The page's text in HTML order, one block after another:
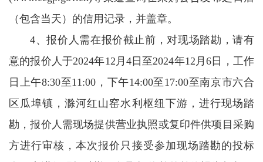
（包含当天）的信用记录，并盖章。
4、报价人需在报价截止前，对现场踏勘，请有
意的报价人于2024年12月4日至2024年12月6日，工作
日上午8:30至11:00，下午14:00至17:00至南京市六合
区瓜埠镇，滁河红山窑水利枢纽下游，进行现场踏
勘，报价人需现场提供营业执照或复印件供项目采购
方进行审核，本次报价只接受参加现场踏勘的投标